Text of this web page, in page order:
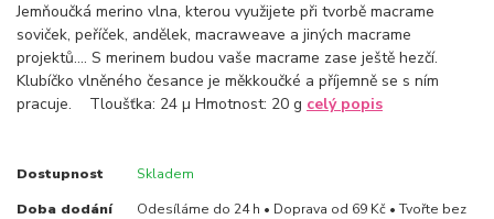
Jemňoučká merino vlna, kterou využijete při tvorbě macrame
soviček, peříček, andělek, macraweave a jiných macrame
projektů.... S merinem budou vaše macrame zase ještě hezčí.
Klubíčko vlněného česance je měkkoučké a příjemně se s ním
pracuje. Tloušťka: 24 µ Hmotnost: 20 g celý popis
Dostupnost Skladem
Doba dodání
Odesíláme do 24 h • Doprava od 69 Kč • Tvořte bez